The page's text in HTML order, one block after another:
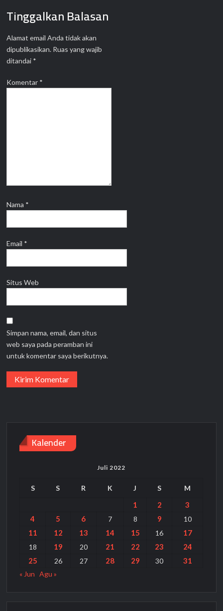
Tinggalkan Balasan
Alamat email Anda tidak akan
dipublikasikan. Ruas yang wajib
ditandai *
Komentar *
Nama *
Email *
Situs Web
Simpan nama, email, dan situs
web saya pada peramban ini
untuk komentar saya berikutnya.
Kalender
Juli 2022
S S R K J S M
1 2
3
4
5 6 7 8 9 10
11 12 13 14 15 16 17
18 19 20 21 22 23
24
25
26 27 28 29 30 31
« Jun Agu »